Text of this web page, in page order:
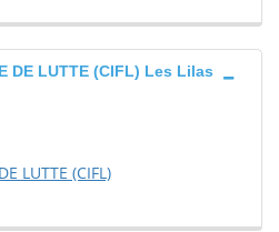
DE LUTTE (CIFL) Les Lilas
LUTTE (CIFL)